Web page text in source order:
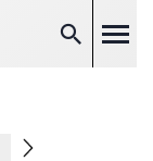
Suche